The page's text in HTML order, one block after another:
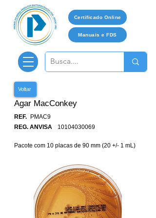
Certificado Online
Manuais e FDS
Voltar
Agar MacConkey
REF.
PMAC9
REG. ANVISA
10104030069
Pacote com 10 placas de 90 mm (20 +/- 1 mL)